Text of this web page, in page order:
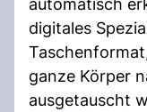
automatisch
digitales
ganze Körper
ausgetauscht